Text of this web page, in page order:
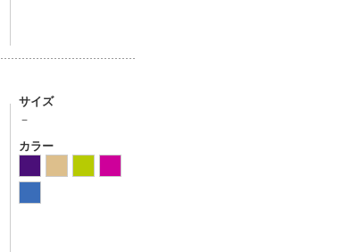
サイズ
－
カラー